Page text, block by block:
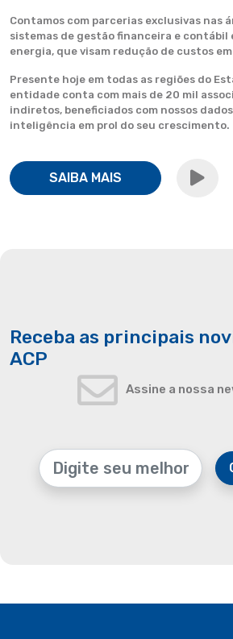
Contamos com parcerias exclusivas nas
sistemas de gestão financeira e contábil
energia, que visam redução de custos
Presente hoje em todas as regiões do
entidade conta com mais de 20 mil
indiretos, beneficiados com nossos
inteligência em prol do seu crescimento.
SAIBA MAIS
Receba as principais
ACP
Assine a nossa